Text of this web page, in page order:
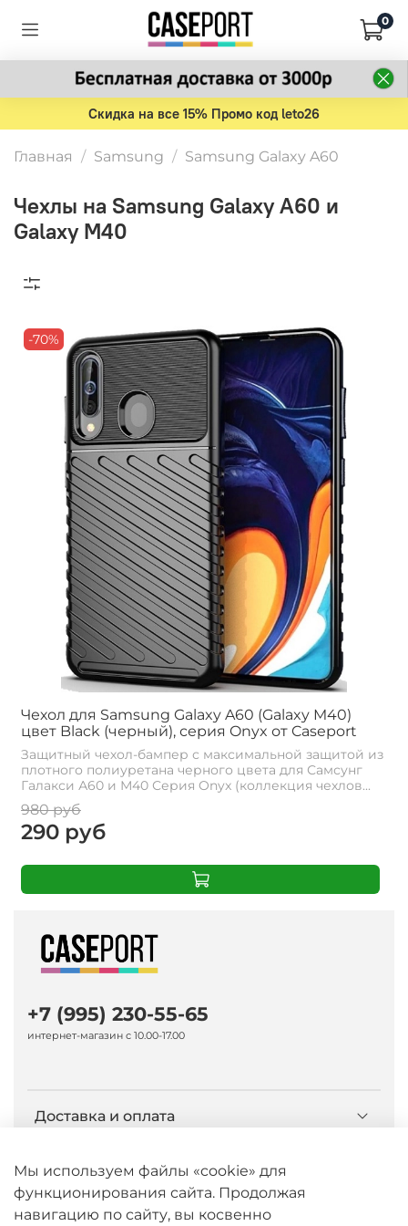
0
Скидка на все 15% Промо код leto26
Главная Samsung Samsung Galaxy A60
Чехлы на Samsung Galaxy A60 и
Galaxy M40
-70%
Чехол для Samsung Galaxy A60 (Galaxy M40)
цвет Black (черный), серия Onyx от Caseport
Защитный чехол-бампер с максимальной защитой из
плотного полиуретана черного цвета для Самсунг
Галакси А60 и М40 Серия Onyx (коллекция чехлов...
980 руб
290 руб
Доставка и оплата
О компании Caseport
Бренд Nillkin
+7 (995) 230-55-65
интернет-магазин с 10.00-17.00
Мы используем файлы «cookie» для
функционирования сайта. Продолжая
навигацию по сайту, вы косвенно